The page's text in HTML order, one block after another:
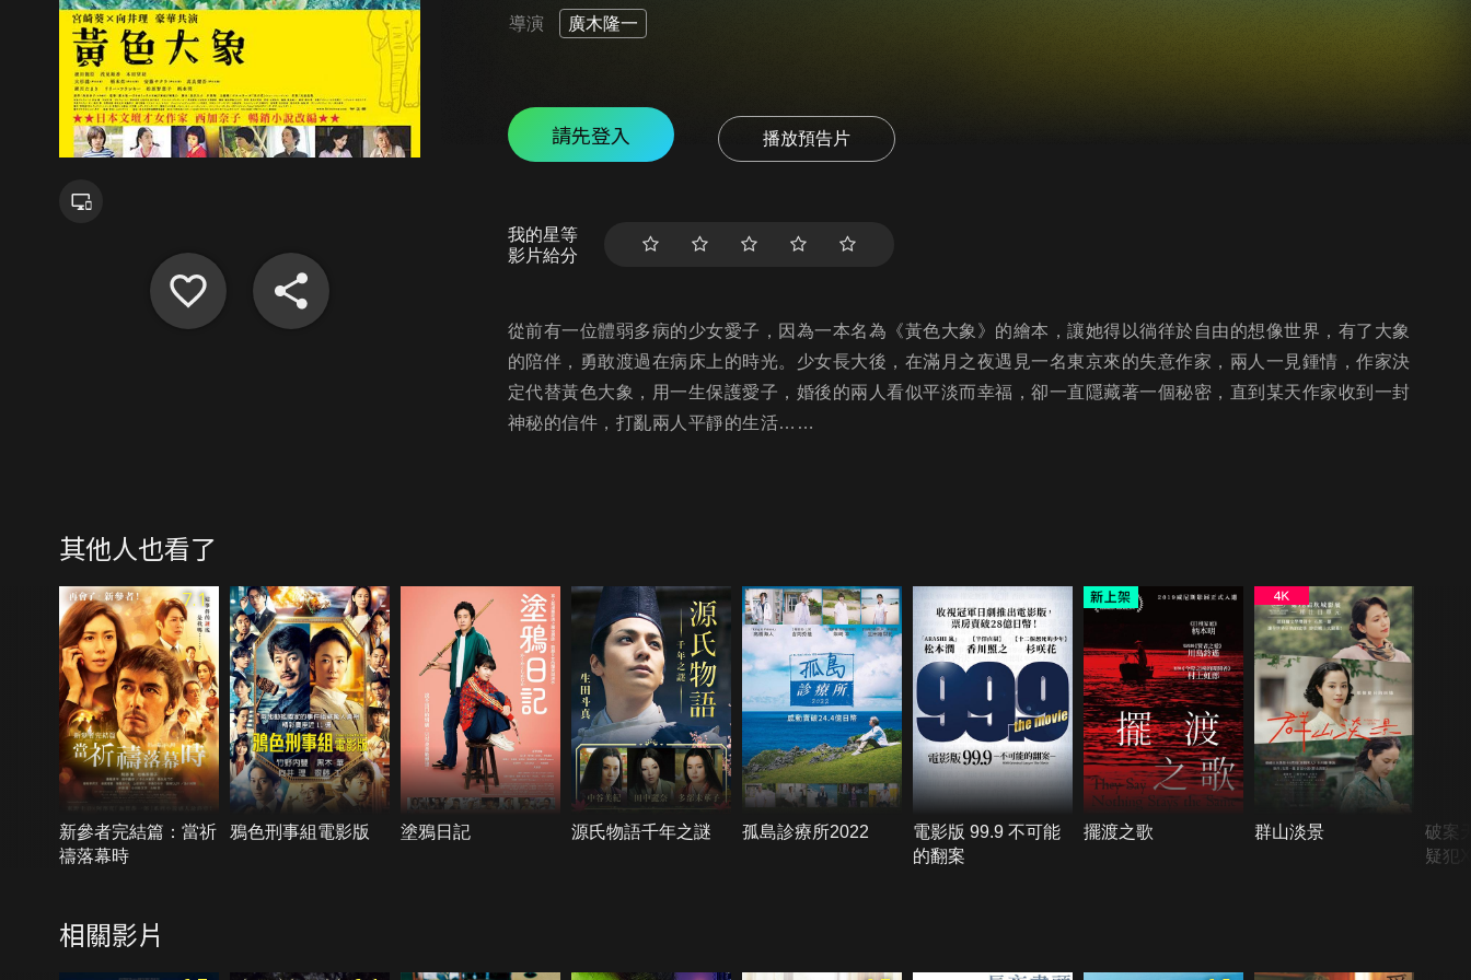
導演 廣木隆一
請先登入 播放預告片
我的星等
影片給分
從前有一位體弱多病的少女愛子，因為一本名為《黃色大象》的繪本，讓她得以徜徉於自由的想像世界，有了大象
的陪伴，勇敢渡過在病床上的時光。少女長大後，在滿月之夜遇見一名東京來的失意作家，兩人一見鍾情，作家決
定代替黃色大象，用一生保護愛子，婚後的兩人看似平淡而幸福，卻一直隱藏著一個秘密，直到某天作家收到一封
神秘的信件，打亂兩人平靜的生活……
其他人也看了
7.1
新參者完結篇：當祈
禱落幕時
鴉色刑事組電影版 塗鴉日記 源氏物語千年之謎 孤島診療所2022
電影版 99.9 不可能
的翻案
擺渡之歌 群山淡景
破案
疑犯
相關影片